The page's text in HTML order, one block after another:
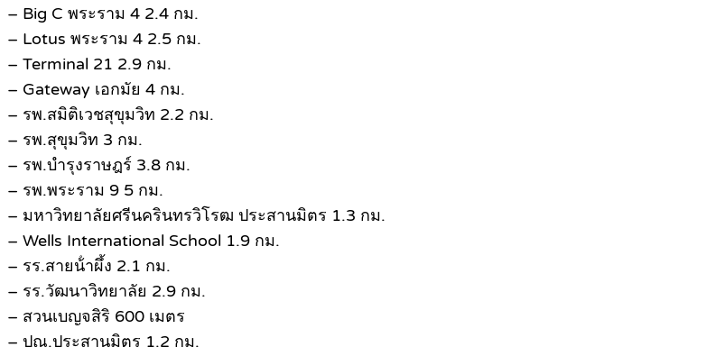
– Big C พระราม 4 2.4 กม.
– Lotus พระราม 4 2.5 กม.
– Terminal 21 2.9 กม.
– Gateway เอกมัย 4 กม.
– รพ.สมิติเวชสุขุมวิท 2.2 กม.
– รพ.สุขุมวิท 3 กม.
– รพ.บํารุงราษฎร์ 3.8 กม.
– รพ.พระราม 9 5 กม.
– มหาวิทยาลัยศรีนครินทรวิโรฒ ประสานมิตร 1.3 กม.
– Wells International School 1.9 กม.
– รร.สายน้ําผึ้ง 2.1 กม.
– รร.วัฒนาวิทยาลัย 2.9 กม.
– สวนเบญจสิริ 600 เมตร
– ปณ.ประสานมิตร 1.2 กม.